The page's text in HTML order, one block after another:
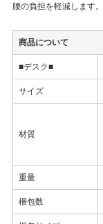
腰の負担を軽減します。
商品について
■デスク■
サイズ
材質
重量
梱包数